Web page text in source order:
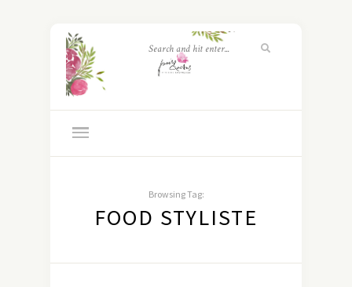
Browsing Tag:
FOOD STYLISTE